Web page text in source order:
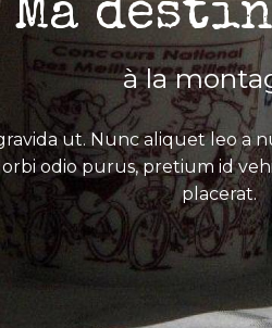
Ma
à la
ut. Nunc aliquet leo a
odio purus, pretium id
placerat.